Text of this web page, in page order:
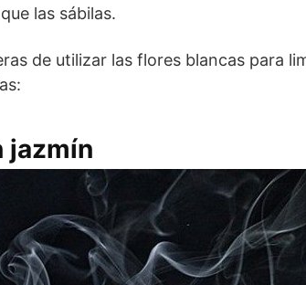
las sábilas.
de utilizar las flores blancas para
jazmín